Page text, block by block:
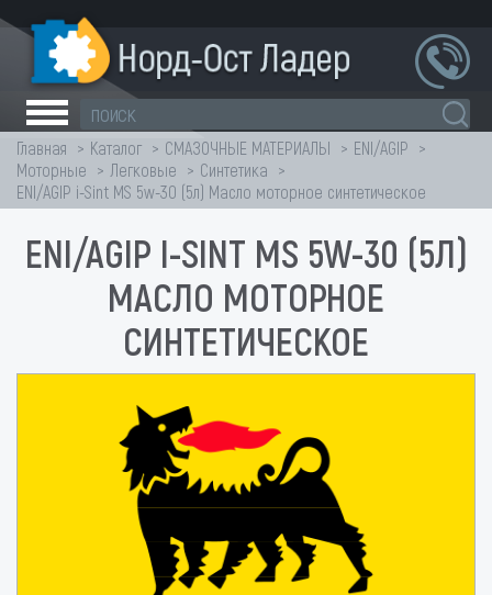
Главная Каталог СМАЗОЧНЫЕ МАТЕРИАЛЫ
ENI/AGIP
Моторные
Легковые
Синтетика
ENI/AGIP i-Sint MS 5w-30 (5л) Масло моторное синтетическое
ENI/AGIP I-SINT MS 5W-30 (5Л)
МАСЛО МОТОРНОЕ
СИНТЕТИЧЕСКОЕ